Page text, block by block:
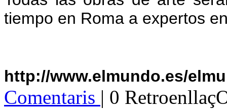
tiempo en Roma a expertos
http://www.elmundo.es/
Comentaris | 0